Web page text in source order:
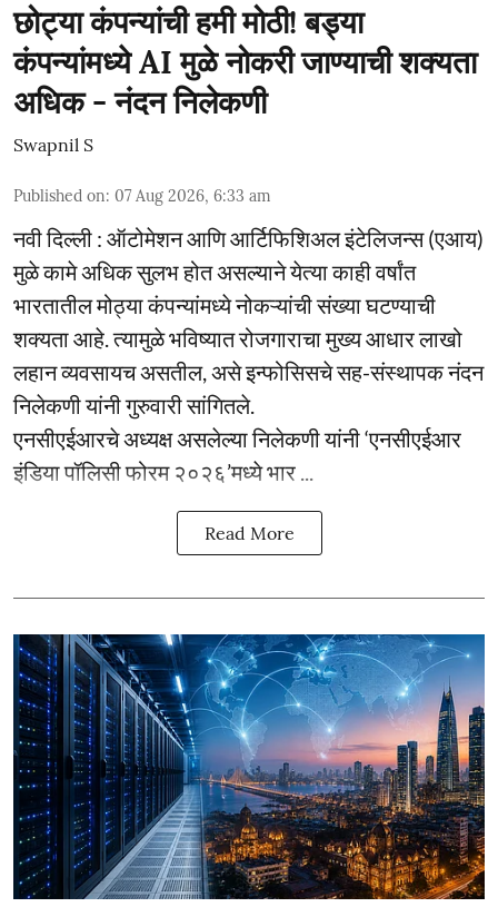
छोट्या कंपन्यांची हमी मोठी! बड्या
कंपन्यांमध्ये AI मुळे नोकरी जाण्याची शक्यता
अधिक - नंदन निलेकणी
Swapnil S
Published on: 07 Aug 2026, 6:33 am
नवी दिल्ली : ऑटोमेशन आणि आर्टिफिशिअल इंटेलिजन्स (एआय)
मुळे कामे अधिक सुलभ होत असल्याने येत्या काही वर्षांत
भारतातील मोठ्या कंपन्यांमध्ये नोकऱ्यांची संख्या घटण्याची
शक्यता आहे. त्यामुळे भविष्यात रोजगाराचा मुख्य आधार लाखो
लहान व्यवसायच असतील, असे इन्फोसिसचे सह-संस्थापक नंदन
निलेकणी यांनी गुरुवारी सांगितले.
एनसीएईआरचे अध्यक्ष असलेल्या निलेकणी यांनी ‘एनसीएईआर
इंडिया पॉलिसी फोरम २०२६’मध्ये भार ...
Read More